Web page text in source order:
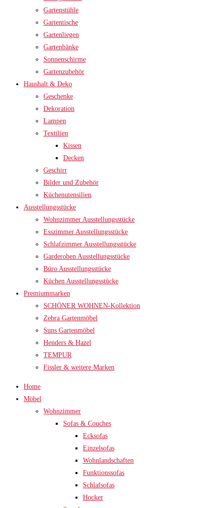
Gartenstühle
Gartentische
Gartenliegen
Gartenbänke
Sonnenschirme
Gartenzubehör
Haushalt & Deko
Geschenke
Dekoration
Lampen
Textilien
Kissen
Decken
Geschirr
Bilder und Zubehör
Küchenutensilien
Ausstellungsstücke
Wohnzimmer Ausstellungsstücke
Esszimmer Ausstellungsstücke
Schlafzimmer Ausstellungsstücke
Garderoben Ausstellungsstücke
Büro Ausstellungsstücke
Küchen Ausstellungsstücke
Premiummarken
SCHÖNER WOHNEN-Kollektion
Zebra Gartenmöbel
Suns Gartenmöbel
Henders & Hazel
TEMPUR
Fissler & weitere Marken
Home
Möbel
Wohnzimmer
Sofas & Couches
Ecksofas
Einzelsofas
Wohnlandschaften
Funktionssofas
Schlafsofas
Hocker